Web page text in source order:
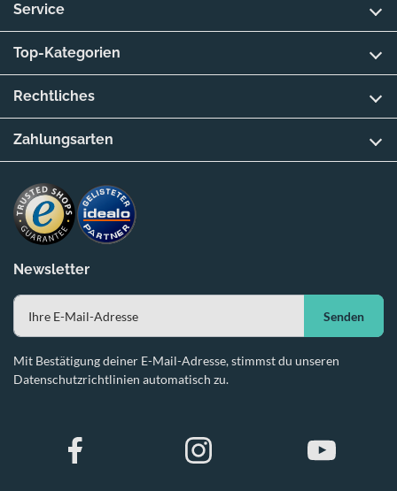
Newsletter
Senden
Mit Bestätigung deiner E-Mail-Adresse, stimmst du unseren
Datenschutzrichtlinien automatisch zu.
Service
Top-Kategorien
Rechtliches
Zahlungsarten